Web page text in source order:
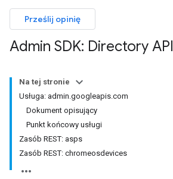
Prześlij opinię
Admin SDK: Directory API
Na tej stronie
Usługa: admin.googleapis.com
Dokument opisujący
Punkt końcowy usługi
Zasób REST: asps
Zasób REST: chromeosdevices